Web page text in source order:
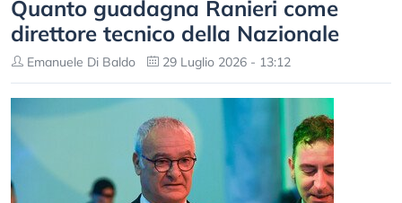
Quanto guadagna Ranieri come
direttore tecnico della Nazionale
Emanuele Di Baldo 29 Luglio 2026 - 13:12